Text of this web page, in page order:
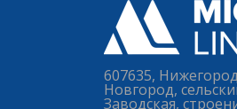
607635,
Новгород,
Заводская,